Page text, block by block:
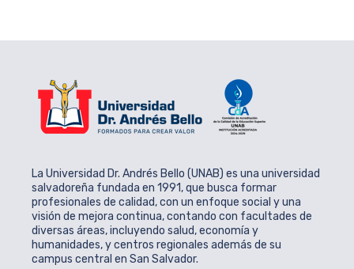
La Universidad Dr. Andrés Bello (UNAB) es una universidad
salvadoreña fundada en 1991, que busca formar
profesionales de calidad, con un enfoque social y una
visión de mejora continua, contando con facultades de
diversas áreas, incluyendo salud, economía y
humanidades, y centros regionales además de su
campus central en San Salvador.